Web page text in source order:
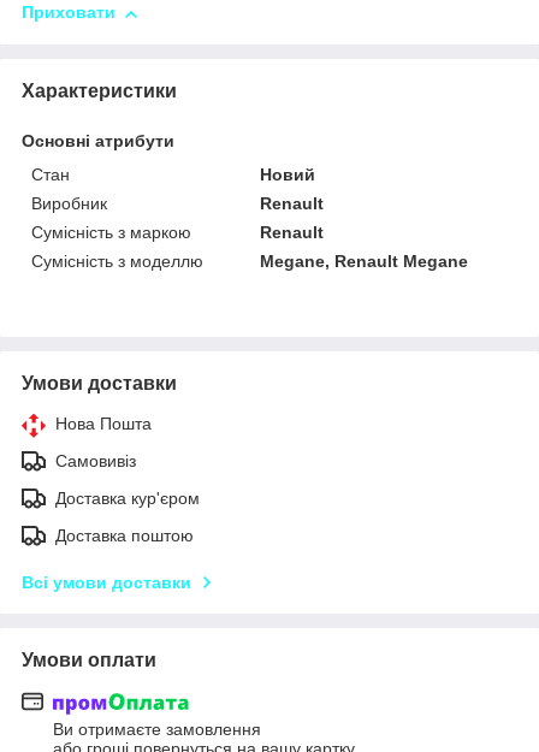
Приховати
Характеристики
Основні атрибути
Стан
Новий
Виробник
Renault
Сумісність з маркою
Renault
Сумісність з моделлю
Megane, Renault Megane
Умови доставки
Нова Пошта
Самовивіз
Доставка кур'єром
Доставка поштою
Всі умови доставки
Умови оплати
Ви отримаєте замовлення